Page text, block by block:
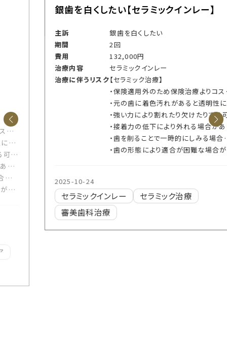
銀歯を白くしたい【セラミックインレー】
銀歯を白くしたい
132,000円
セラミックインレー
治療に伴うリスク【セラミック治療】
・保険適用外のため保険治療よりコストがかかります
・元の歯に着色汚れがあると透明性により黄ばんで見える場合があります
・強い力により割れたり欠けたりする可能性があります
・接着力の低下により外れる場合があります
・歯を削ることで一時的にしみる場合があります
・歯の形態により適合が困難な場合があります
2025-10-24
セラミックインレー
セラミック治療
審美歯科治療